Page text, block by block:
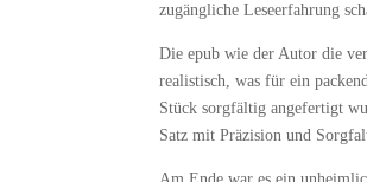
zugängliche Leseerfahrung
Die epub wie der Autor die
realistisch, was für ein
Stück sorgfältig angefertigt
Satz mit Präzision und